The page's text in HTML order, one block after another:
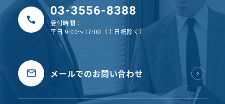
03-3556-8388
受付時間：
平日 9:00〜17:00（土日祝除く）
メールでのお問い合わせ